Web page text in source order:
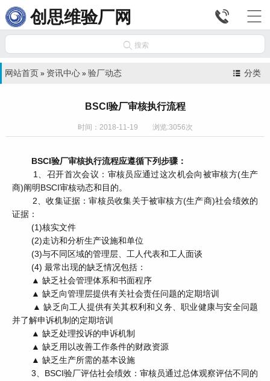
创思维验厂网 

 搜索
分类
网站首页 » 资讯中心 » 验厂动态
BSCI验厂审核执行流程
时间：2018-11-19 浏览:3056次
BSCI验厂审核执行流程应遵循下列步骤：
1、召开首次会议：审核员应通过这次机会向被审核方(生产
商)阐明BSCI审核动态和目的。
2、收集证据：审核员收集关于被审核方(生产商)社会绩效的
证据：
(1)核实文件
(2)走访和分析生产设施和单位
(3)与不同区域的管理层、工人代表和工人面谈
(4) 最常出现的缺乏情况包括：
▲ 缺乏社会管理体系和书面程序
▲ 缺乏向管理层提供有关社会责任问题的定期培训
▲ 缺乏向工人提供有关其权利和义务、职业健康与安全问题
并了解申诉机制的定期培训
▲ 缺乏处理投诉的申诉机制
▲ 缺乏用以改善工作条件的财政资源
▲ 缺乏生产所需的基本设施
3、BSCI验厂评估社会绩效：审核员通过总体观察评估不同的